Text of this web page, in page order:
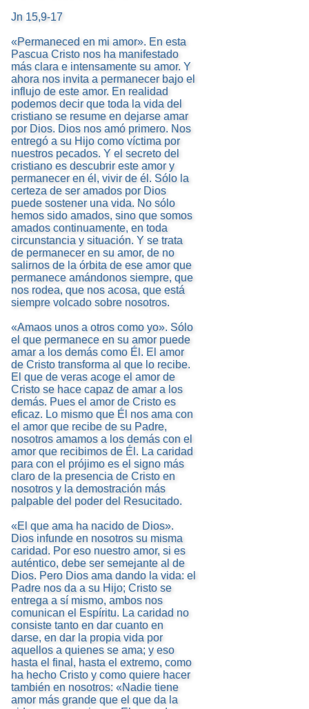
Jn 15,9-17
«Permaneced en mi amor». En esta
Pascua Cristo nos ha manifestado
más clara e intensamente su amor. Y
ahora nos invita a permanecer bajo el
influjo de este amor. En realidad
podemos decir que toda la vida del
cristiano se resume en dejarse amar
por Dios. Dios nos amó primero. Nos
entregó a su Hijo como víctima por
nuestros pecados. Y el secreto del
cristiano es descubrir este amor y
permanecer en él, vivir de él. Sólo la
certeza de ser amados por Dios
puede sostener una vida. No sólo
hemos sido amados, sino que somos
amados continuamente, en toda
circunstancia y situación. Y se trata
de permanecer en su amor, de no
salirnos de la órbita de ese amor que
permanece amándonos siempre, que
nos rodea, que nos acosa, que está
siempre volcado sobre nosotros.
«Amaos unos a otros como yo». Sólo
el que permanece en su amor puede
amar a los demás como Él. El amor
de Cristo transforma al que lo recibe.
El que de veras acoge el amor de
Cristo se hace capaz de amar a los
demás. Pues el amor de Cristo es
eficaz. Lo mismo que Él nos ama con
el amor que recibe de su Padre,
nosotros amamos a los demás con el
amor que recibimos de Él. La caridad
para con el prójimo es el signo más
claro de la presencia de Cristo en
nosotros y la demostración más
palpable del poder del Resucitado.
«El que ama ha nacido de Dios».
Dios infunde en nosotros su misma
caridad. Por eso nuestro amor, si es
auténtico, debe ser semejante al de
Dios. Pero Dios ama dando la vida: el
Padre nos da a su Hijo; Cristo se
entrega a sí mismo, ambos nos
comunican el Espíritu. La caridad no
consiste tanto en dar cuanto en
darse, en dar la propia vida por
aquellos a quienes se ama; y eso
hasta el final, hasta el extremo, como
ha hecho Cristo y como quiere hacer
también en nosotros: «Nadie tiene
amor más grande que el que da la